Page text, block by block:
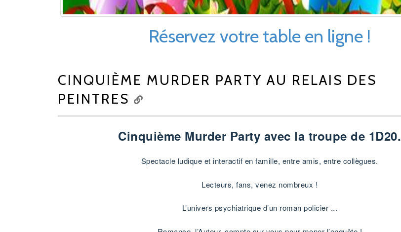
Réservez votre table en ligne !
CINQUIÈME MURDER PARTY AU RELAIS DES
PEINTRES
Cinquième Murder Party avec la troupe de 1D20.
Spectacle ludique et interactif en famille, entre amis, entre collègues.
Lecteurs, fans, venez nombreux !
L’univers psychiatrique d’un roman policier ...